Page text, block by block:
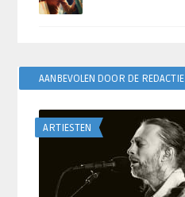
AANBEVOLEN DOOR DE REDACTIE
ARTIESTEN